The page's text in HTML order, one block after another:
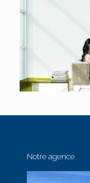
Notre agence